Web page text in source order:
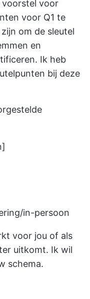
voorstel voor
voor Q1 te
om de sleutel
en
Ik heb
bij deze
in-persoon
voor jou of als
uitkomt. Ik wil
schema.